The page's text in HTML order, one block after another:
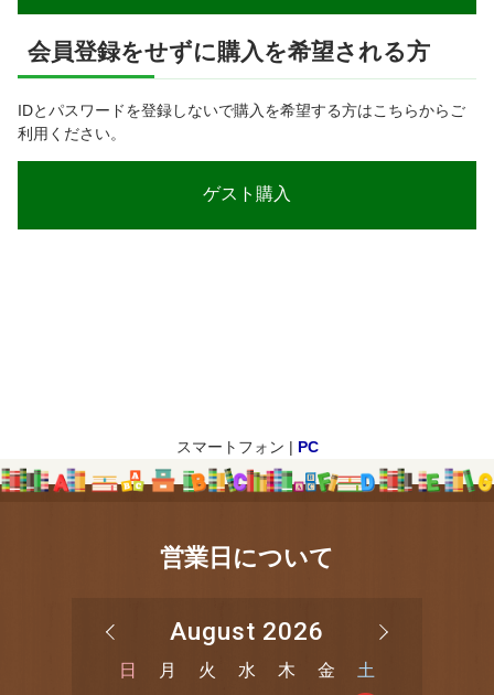
会員登録をせずに購入を希望される方
IDとパスワードを登録しないで購入を希望する方はこちらからご
利用ください。
スマートフォン | PC
営業日について
August 2026
日 月 火 水 木 金
土